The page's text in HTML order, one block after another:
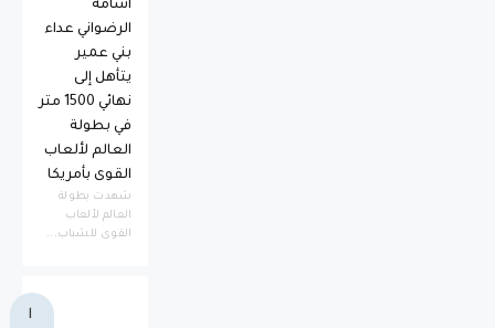
أسامة
الرضواني عداء
بني عمير
يتأهل إلى
نهائي 1500 متر
في بطولة
العالم لألعاب
القوى بأمريكا
​شهدت بطولة
العالم لألعاب
القوى للشباب...
ا